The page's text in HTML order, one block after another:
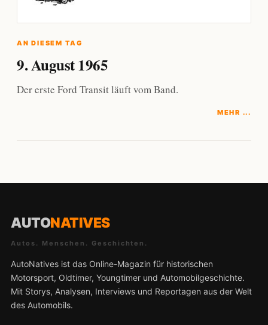
AN DIESEM TAG
9. August 1965
Der erste Ford Transit läuft vom Band.
MEHR ...
AUTONATIVES
Autos. Menschen. Geschichten.
AutoNatives ist das Online-Magazin für historischen
Motorsport, Oldtimer, Youngtimer und Automobilgeschichte.
Mit Storys, Analysen, Interviews und Reportagen aus der Welt
des Automobils.